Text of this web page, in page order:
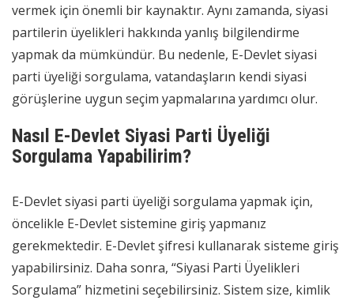
vermek için önemli bir kaynaktır. Aynı zamanda, siyasi
partilerin üyelikleri hakkında yanlış bilgilendirme
yapmak da mümkündür. Bu nedenle, E-Devlet siyasi
parti üyeliği sorgulama, vatandaşların kendi siyasi
görüşlerine uygun seçim yapmalarına yardımcı olur.
Nasıl E-Devlet Siyasi Parti Üyeliği
Sorgulama Yapabilirim?
E-Devlet siyasi parti üyeliği sorgulama yapmak için,
öncelikle E-Devlet sistemine giriş yapmanız
gerekmektedir. E-Devlet şifresi kullanarak sisteme giriş
yapabilirsiniz. Daha sonra, “Siyasi Parti Üyelikleri
Sorgulama” hizmetini seçebilirsiniz. Sistem size, kimlik